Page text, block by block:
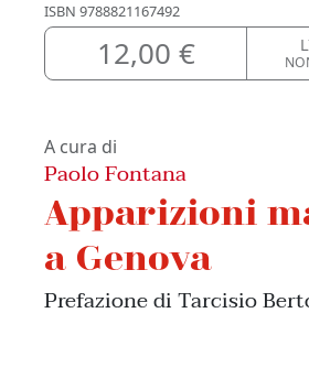
ISBN 9788821167492
12,00 €
A cura di
Paolo Fontana
Apparizioni
a Genova
Prefazione di Tarcisio